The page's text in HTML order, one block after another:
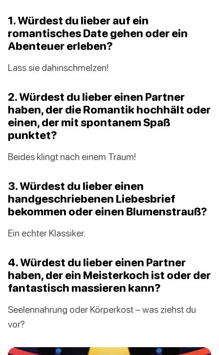
1. Würdest du lieber auf ein
romantisches Date gehen oder ein
Abenteuer erleben?
Lass sie dahinschmelzen!
2. Würdest du lieber einen Partner
haben, der die Romantik hochhält oder
einen, der mit spontanem Spaß
punktet?
Beides klingt nach einem Traum!
3. Würdest du lieber einen
handgeschriebenen Liebesbrief
bekommen oder einen Blumenstrauß?
Ein echter Klassiker.
4. Würdest du lieber einen Partner
haben, der ein Meisterkoch ist oder der
fantastisch massieren kann?
Seelennahrung oder Körperkost – was ziehst du
vor?